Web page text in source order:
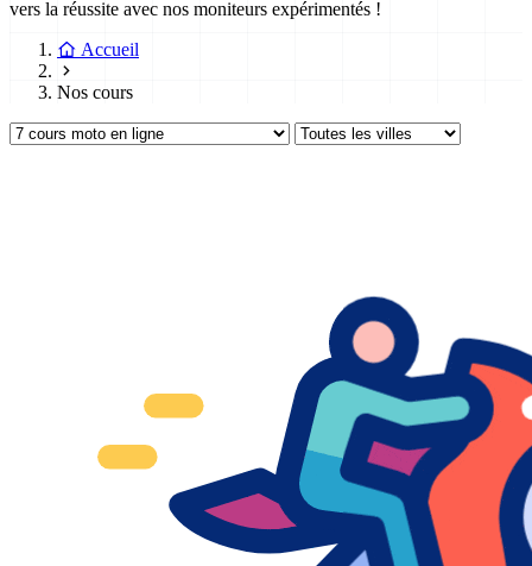
vers la réussite avec nos moniteurs expérimentés !
Accueil
Nos cours